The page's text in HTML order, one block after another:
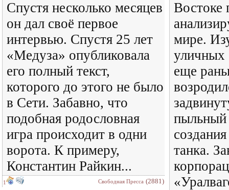
Спустя несколько месяцев
он дал своё первое
интервью. Спустя 25 лет
«Медуза» опубликовала
его полный текст,
которого до этого не было
в Сети. Забавно, что
подобная родословная
игра происходит в одни
ворота. К примеру,
Константин Райкин...
1 Свободная Пресса (2881)
Востоке
мире.
уличных
еще
пыльный
танка.